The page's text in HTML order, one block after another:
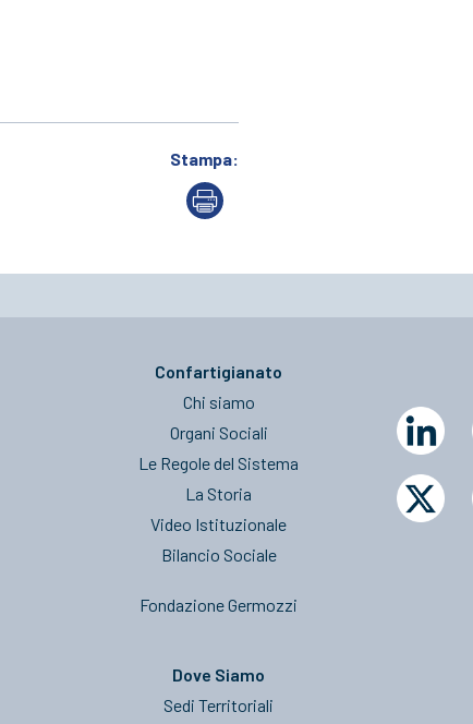
Stampa:
Confartigianato
Chi siamo
Organi Sociali
Le Regole del Sistema
La Storia
Video Istituzionale
Bilancio Sociale
Fondazione Germozzi
Dove Siamo
Sedi Territoriali